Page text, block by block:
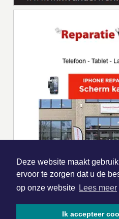
Deze website maakt
ervoor te zorgen dat u de
op onze website Lees meer
Ik accepteer
| Nieuws | Sport